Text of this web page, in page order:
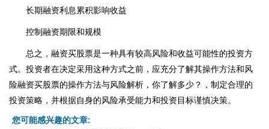
长期融资利息累积影响收益
控制融资期限和规模
总之，融资买股票是一种具有较高风险和收益可能性的投资方
式。投资者在决定采用这种方式之前，应充分了解其操作方法和风
险融资买股票的操作方法与风险解析，你了解多少？，制定合理的
投资策略，并根据自身的风险承受能力和投资目标谨慎决策。
您可能感兴趣的文章: